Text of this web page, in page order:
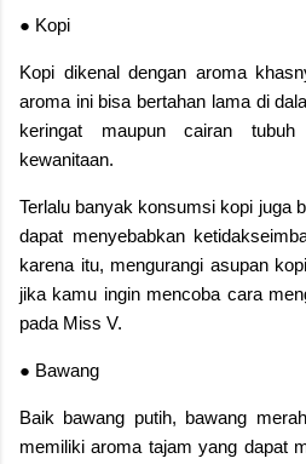
● Kopi
Kopi dikenal dengan aroma
aroma ini bisa bertahan lama di
keringat maupun cairan
kewanitaan.
Terlalu banyak konsumsi kopi juga
dapat menyebabkan
karena itu, mengurangi asupan
jika kamu ingin mencoba cara
pada Miss V.
● Bawang
Baik bawang putih, bawang
memiliki aroma tajam yang dapat